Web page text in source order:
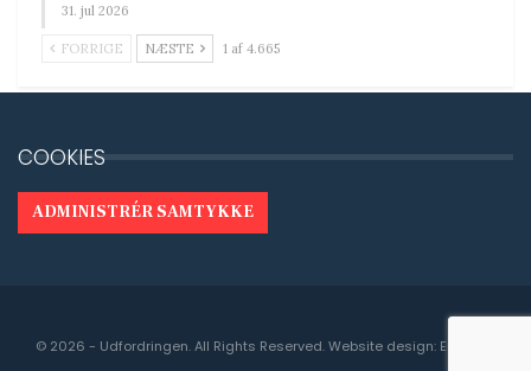
31. jul 2026
FORRIGE NÆSTE 1 af 4.665
COOKIES
ADMINISTRÉR SAMTYKKE
© 2026 - Udfordringen. All Rights Reserved.Website design: Engedal